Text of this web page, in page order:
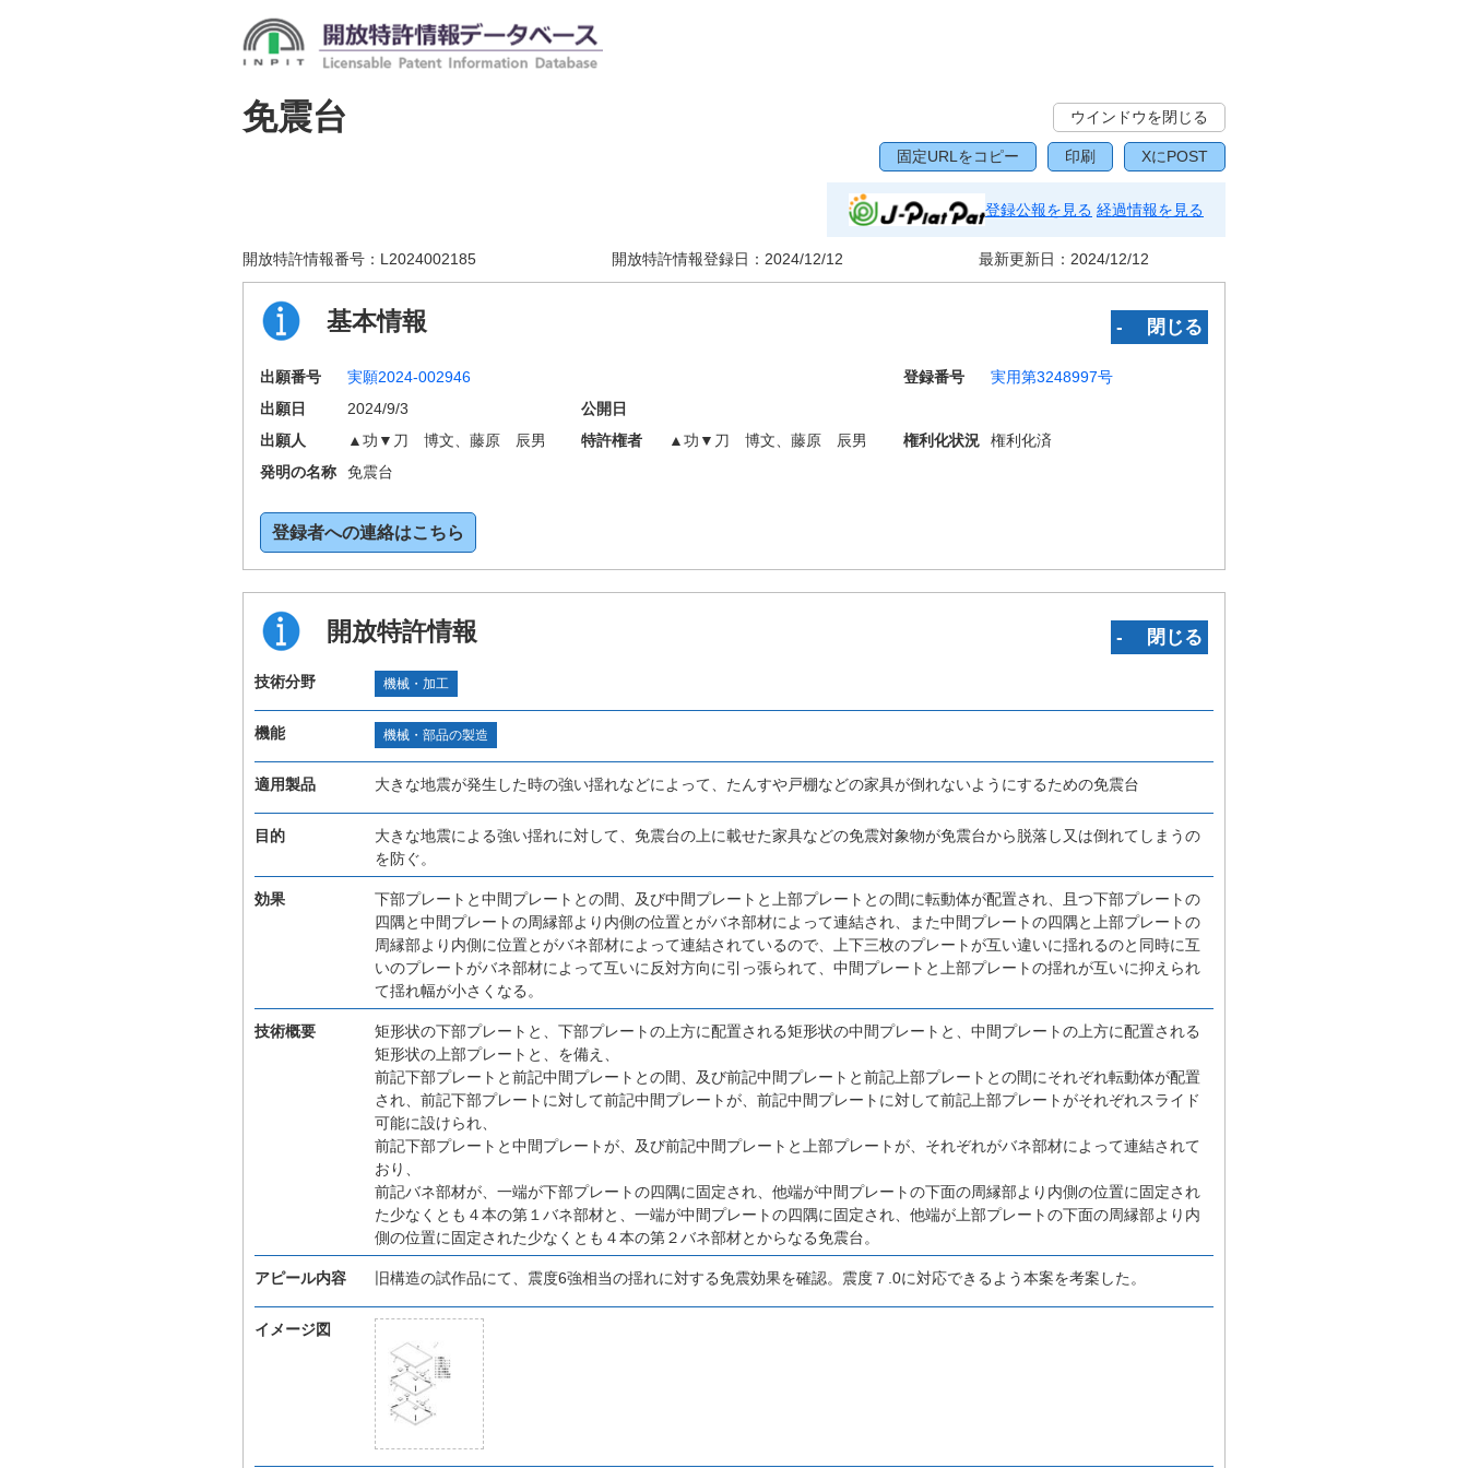
免震台 ウインドウを閉じる
固定URLをコピー 印刷 XにPOST
登録公報を見る 経過情報を見る
開放特許情報番号： L2024002185 開放特許情報登録日： 2024/12/12 最新更新日： 2024/12/12
基本情報 ‐ 閉じる
出願番号 実願2024-002946 登録番号
実用第3248997号
出願日
2024/9/3
公開日
出願人
▲功▼刀 博文、藤原 辰男 特許権者 ▲功▼刀 博文、藤原 辰男 権利化状況
権利化済
発明の名称
免震台
登録者への連絡はこちら
開放特許情報 ‐ 閉じる
技術分野 機械・加工
機能 機械・部品の製造
適用製品 大きな地震が発生した時の強い揺れなどによって、たんすや戸棚などの家具が倒れないようにするための免震台
目的
大きな地震による強い揺れに対して、免震台の上に載せた家具などの免震対象物が免震台から脱落し又は倒れてしまうの
を防ぐ。
効果
下部プレートと中間プレートとの間、及び中間プレートと上部プレートとの間に転動体が配置され、且つ下部プレートの
四隅と中間プレートの周縁部より内側の位置とがバネ部材によって連結され、また中間プレートの四隅と上部プレートの
周縁部より内側に位置とがバネ部材によって連結されているので、上下三枚のプレートが互い違いに揺れるのと同時に互
いのプレートがバネ部材によって互いに反対方向に引っ張られて、中間プレートと上部プレートの揺れが互いに抑えられ
て揺れ幅が小さくなる。
技術概要
矩形状の下部プレートと、下部プレートの上方に配置される矩形状の中間プレートと、中間プレートの上方に配置される
矩形状の上部プレートと、を備え、
前記下部プレートと前記中間プレートとの間、及び前記中間プレートと前記上部プレートとの間にそれぞれ転動体が配置
され、前記下部プレートに対して前記中間プレートが、前記中間プレートに対して前記上部プレートがそれぞれスライド
可能に設けられ、
前記下部プレートと中間プレートが、及び前記中間プレートと上部プレートが、それぞれがバネ部材によって連結されて
おり、
前記バネ部材が、一端が下部プレートの四隅に固定され、他端が中間プレートの下面の周縁部より内側の位置に固定され
た少なくとも４本の第１バネ部材と、一端が中間プレートの四隅に固定され、他端が上部プレートの下面の周縁部より内
側の位置に固定された少なくとも４本の第２バネ部材とからなる免震台。
アピール内容 旧構造の試作品にて、震度6強相当の揺れに対する免震効果を確認。震度７.0に対応できるよう本案を考案した。
イメージ図